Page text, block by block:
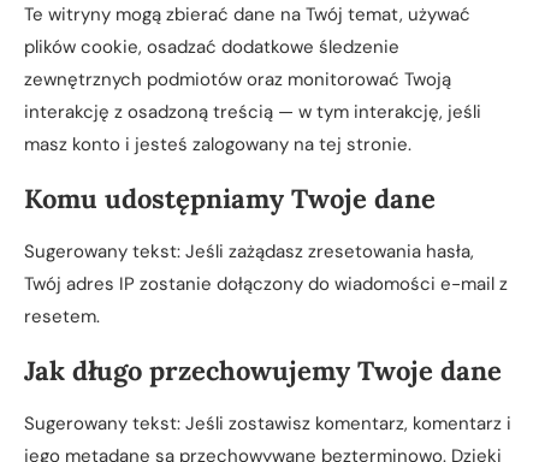
Te witryny mogą zbierać dane na Twój temat, używać
plików cookie, osadzać dodatkowe śledzenie
zewnętrznych podmiotów oraz monitorować Twoją
interakcję z osadzoną treścią — w tym interakcję, jeśli
masz konto i jesteś zalogowany na tej stronie.
Komu udostępniamy Twoje dane
Sugerowany tekst: Jeśli zażądasz zresetowania hasła,
Twój adres IP zostanie dołączony do wiadomości e-mail z
resetem.
Jak długo przechowujemy Twoje dane
Sugerowany tekst: Jeśli zostawisz komentarz, komentarz i
jego metadane są przechowywane bezterminowo. Dzięki